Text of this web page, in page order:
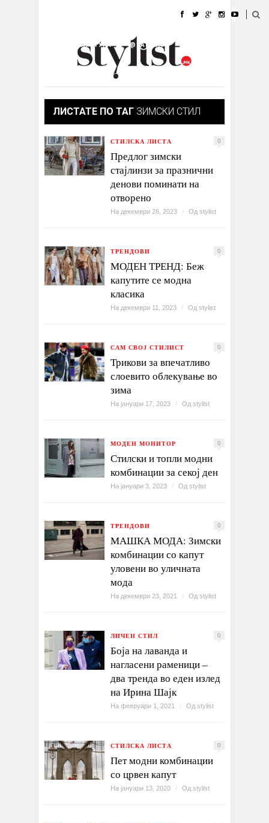
УБАВИНА
КУЛТУРА @РАБОТА
ИЗЛОГ
ЛИСТАТЕ ПО ТАГ ЗИМСКИ СТИЛ
СТИЛСКА ЛИСТА 0
Предлог зимски
стајлинзи за празнични
денови поминати на
отворено
На декември 26, 2023 / Од stylist
ТРЕНДОВИ 0
МОДЕН ТРЕНД: Беж
капутите се модна
класика
На декември 11, 2023 / Од stylist
САМ СВОЈ СТИЛИСТ 0
Трикови за впечатливо
слоевито облекување во
зима
На јануари 17, 2023 / Од stylist
МОДЕН МОНИТОР 0
Стилски и топли модни
комбинации за секој ден
На јануари 3, 2023 / Од stylist
ТРЕНДОВИ 0
МАШКА МОДА: Зимски
комбинации со капут
уловени во уличната
мода
На декември 23, 2021 / Од stylist
ЛИЧЕН СТИЛ 0
Боја на лаванда и
нагласени раменици –
два тренда во еден излед
на Ирина Шајк
На февруари 1, 2021 / Од stylist
СТИЛСКА ЛИСТА 0
Пет модни комбинации
со црвен капут
На јануари 13, 2020 / Од stylist